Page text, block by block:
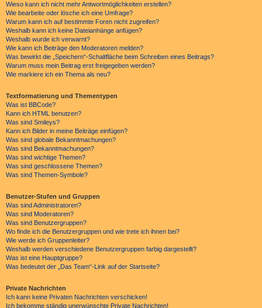
Wieso kann ich nicht mehr Antwortmöglichkeiten erstellen?
Wie bearbeite oder lösche ich eine Umfrage?
Warum kann ich auf bestimmte Foren nicht zugreifen?
Weshalb kann ich keine Dateianhänge anfügen?
Weshalb wurde ich verwarnt?
Wie kann ich Beiträge den Moderatoren melden?
Was bewirkt die „Speichern“-Schaltfläche beim Schreiben eines Beitrags?
Warum muss mein Beitrag erst freigegeben werden?
Wie markiere ich ein Thema als neu?
Textformatierung und Thementypen
Was ist BBCode?
Kann ich HTML benutzen?
Was sind Smileys?
Kann ich Bilder in meine Beiträge einfügen?
Was sind globale Bekanntmachungen?
Was sind Bekanntmachungen?
Was sind wichtige Themen?
Was sind geschlossene Themen?
Was sind Themen-Symbole?
Benutzer-Stufen und Gruppen
Was sind Administratoren?
Was sind Moderatoren?
Was sind Benutzergruppen?
Wo finde ich die Benutzergruppen und wie trete ich ihnen bei?
Wie werde ich Gruppenleiter?
Weshalb werden verschiedene Benutzergruppen farbig dargestellt?
Was ist eine Hauptgruppe?
Was bedeutet der „Das Team“-Link auf der Startseite?
Private Nachrichten
Ich kann keine Privaten Nachrichten verschicken!
Ich bekomme ständig unerwünschte Private Nachrichten!